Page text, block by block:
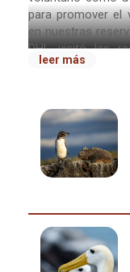
para promover el
en nuestras
DHL visitó las
reforestaron 500
Jocotoco se
las compañías
trabajo, y
Además,
oportunidad
compañeros y
leer más